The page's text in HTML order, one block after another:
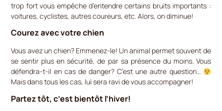
trop fort vous empêche d’entendre certains bruits importants :
voitures, cyclistes, autres coureurs, etc. Alors, on diminue!
Courez avec votre chien
Vous avez un chien? Emmenez-le! Un animal permet souvent de
se sentir plus en sécurité, de par sa présence du moins. Vous
défendra-t-il en cas de danger? C’est une autre question…
Mais dans tous les cas, lui sera ravi de vous accompagner!
Partez tôt, c’est bientôt l’hiver!